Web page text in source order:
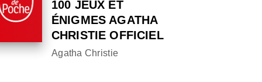
100 JEUX ET
ÉNIGMES AGATHA
CHRISTIE OFFICIEL
Agatha Christie